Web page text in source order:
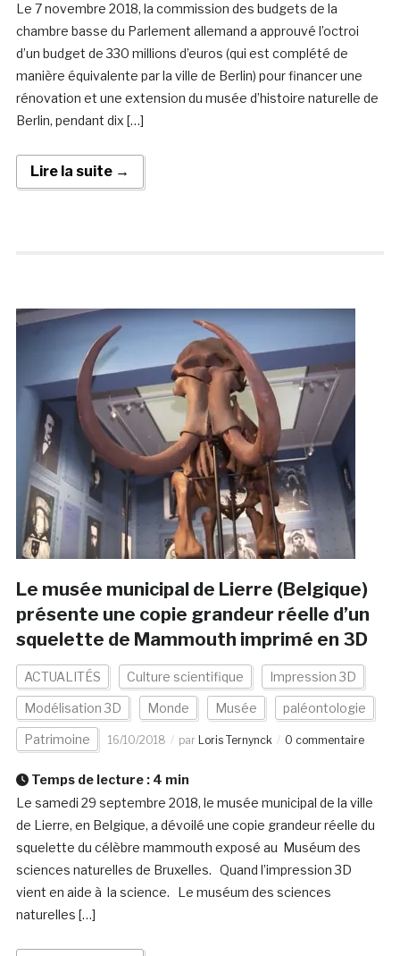
Le 7 novembre 2018, la commission des budgets de la
chambre basse du Parlement allemand a approuvé l’octroi
d’un budget de 330 millions d’euros (qui est complété de
manière équivalente par la ville de Berlin) pour financer une
rénovation et une extension du musée d’histoire naturelle de
Berlin, pendant dix […]
Lire la suite →
Le musée municipal de Lierre (Belgique)
présente une copie grandeur réelle d’un
squelette de Mammouth imprimé en 3D
ACTUALITÉS Culture scientifique Impression 3D
Modélisation 3D Monde Musée paléontologie
Patrimoine 16/10/2018 par Loris Ternynck 0 commentaire
Temps de lecture : 4 min
Le samedi 29 septembre 2018, le musée municipal de la ville
de Lierre, en Belgique, a dévoilé une copie grandeur réelle du
squelette du célèbre mammouth exposé au Muséum des
sciences naturelles de Bruxelles. Quand l’impression 3D
vient en aide à la science. Le muséum des sciences
naturelles […]